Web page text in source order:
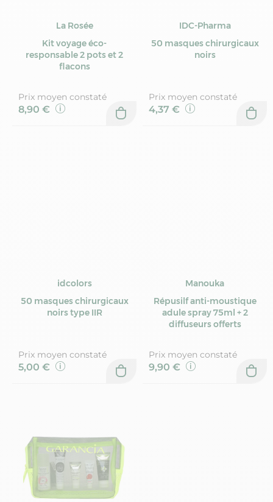
La Rosée
Kit voyage éco-
responsable 2 pots et 2
flacons
Prix moyen constaté
8,90 €
IDC-Pharma
50 masques chirurgicaux
noirs
Prix moyen constaté
4,37 €
idcolors
50 masques chirurgicaux
noirs type IIR
Prix moyen constaté
5,00 €
Manouka
Répusilf anti-moustique
adule spray 75ml + 2
diffuseurs offerts
Prix moyen constaté
9,90 €